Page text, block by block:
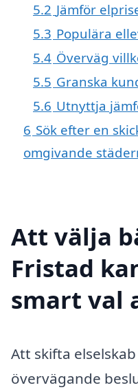
5.2 Jämför
5.3 Populära
5.4 Överväg
5.5 Granska
5.6 Utnyttja
6 Sök efter en
omgivande
Att välja
Fristad
smart val
Att skifta
övervägande